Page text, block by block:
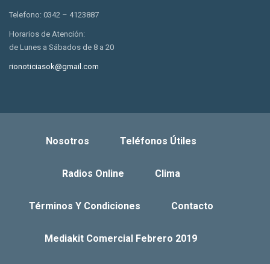
Telefono: 0342 – 4123887
Horarios de Atención:
de Lunes a Sábados de 8 a 20
rionoticiasok@gmail.com
Nosotros Teléfonos Útiles
Radios Online Clima
Términos Y Condiciones Contacto
Mediakit Comercial Febrero 2019